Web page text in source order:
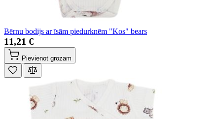
Bērnu bodijs ar īsām piedurknēm "Kos" bears
11,21 €
Pievienot grozam